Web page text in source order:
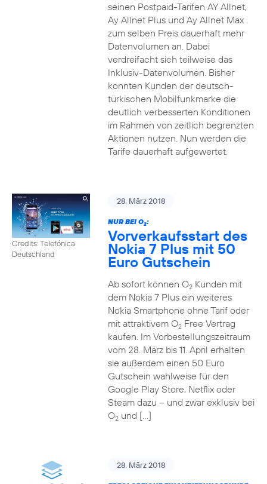
seinen Postpaid-Tarifen AY Allnet,
Ay Allnet Plus und Ay Allnet Max
zum selben Preis dauerhaft mehr
Datenvolumen an. Dabei
verdreifacht sich teilweise das
Inklusiv-Datenvolumen. Bisher
konnten Kunden der deutsch-
türkischen Mobilfunkmarke die
deutlich verbesserten Konditionen
im Rahmen von zeitlich begrenzten
Aktionen nutzen. Nun werden die
Tarife dauerhaft aufgewertet.
Credits: Telefónica
Deutschland
28. März 2018
NUR BEI O2:
Vorverkaufsstart des
Nokia 7 Plus mit 50
Euro Gutschein
Ab sofort können O2Kunden mit
dem Nokia 7 Plus ein weiteres
Nokia Smartphone ohne Tarif oder
mit attraktivem O2Free Vertrag
kaufen. Im Vorbestellungszeitraum
vom 28. März bis 11. April erhalten
sie außerdem einen 50 Euro
Gutschein wahlweise für den
Google Play Store, Netflix oder
Steam dazu – und zwar exklusiv bei
O2und […]
28. März 2018